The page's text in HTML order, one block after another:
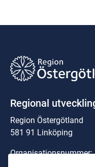
Regional
Region Östergötland
581 91 Linköping
Organisationsnummer: